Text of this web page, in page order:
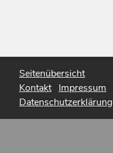
Seitenübersicht
Kontakt Impressum
Datenschutzerklärung